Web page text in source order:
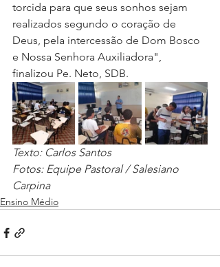
torcida para que seus sonhos sejam
realizados segundo o coração de
Deus, pela intercessão de Dom Bosco
e Nossa Senhora Auxiliadora",
finalizou Pe. Neto, SDB.
Texto: Carlos Santos
Fotos: Equipe Pastoral / Salesiano
Carpina
Ensino Médio